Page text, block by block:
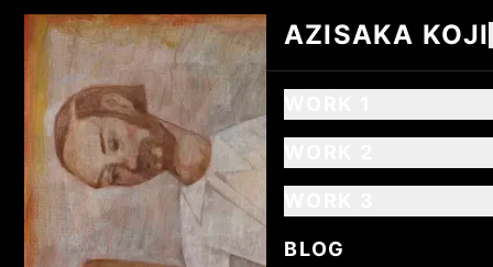
AZISAKA KOJI
AZISAKA KOJI
BLOG